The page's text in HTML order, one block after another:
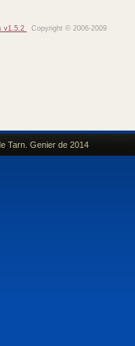
v1.5.2 Copyright © 2006-2009
Tarn. Genier de 2014